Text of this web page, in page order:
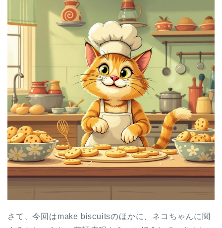
さて、今回はmake biscuitsのほかに、ネコちゃんに関